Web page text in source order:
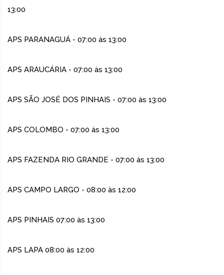
13:00
APS PARANAGUÁ - 07:00 às 13:00
APS ARAUCÁRIA - 07:00 às 13:00
APS SÃO JOSÉ DOS PINHAIS - 07:00 às 13:00
APS COLOMBO - 07:00 às 13:00
APS FAZENDA RIO GRANDE - 07:00 às 13:00
APS CAMPO LARGO - 08:00 às 12:00
APS PINHAIS 07:00 às 13:00
APS LAPA 08:00 às 12:00